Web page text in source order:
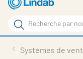
au
contenu
principal
Rechercher
Rechercher
sur
Systèmes de